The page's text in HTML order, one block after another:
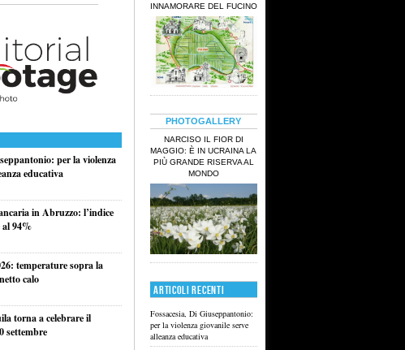
per la violenza
educativa
in Abruzzo: l’indice
94%
temperature sopra la
calo
torna a celebrare il
settembre
INNAMORARE DEL FUCINO
PHOTOGALLERY
NARCISO IL FIOR DI
MAGGIO: È IN UCRAINA LA
PIÙ GRANDE RISERVA AL
MONDO
ARTICOLI RECENTI
Fossacesia, Di Giuseppantonio:
per la violenza giovanile serve
alleanza educativa